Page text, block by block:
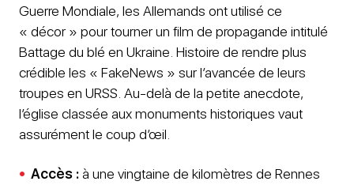
Guerre Mondiale, les Allemands ont utilisé ce
« décor » pour tourner un film de propagande intitulé
Battage du blé en Ukraine. Histoire de rendre plus
crédible les « FakeNews » sur l’avancée de leurs
troupes en URSS. Au-delà de la petite anecdote,
l’église classée aux monuments historiques vaut
assurément le coup d’œil.
Accès :à une vingtaine de kilomètres de Rennes